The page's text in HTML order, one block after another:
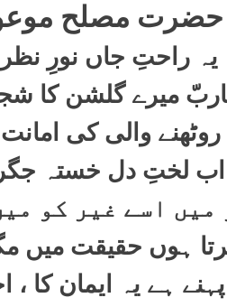
حضرت مصلح
یہ راحتِ جاں نورِ نظر
میرے گلشن کا
روٹھنے والی کی
اب لختِ دل خستہ جگر
میں اسے غیر کو
ہوں حقیقت میں
پہنے ہے یہ ایمان کا ،